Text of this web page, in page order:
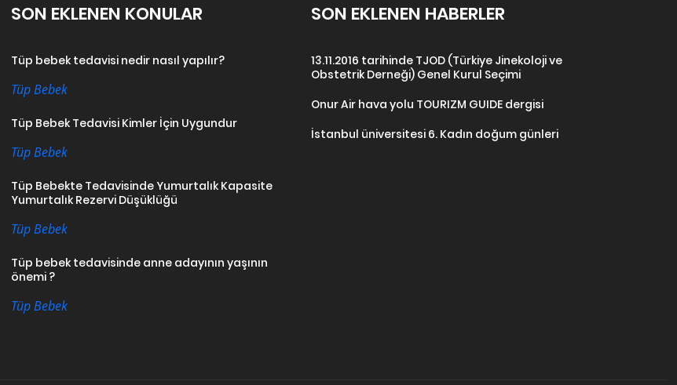
SON EKLENEN KONULAR
Tüp bebek tedavisi nedir nasıl yapılır?
Tüp Bebek
Tüp Bebek Tedavisi Kimler İçin Uygundur
Tüp Bebek
Tüp Bebekte Tedavisinde Yumurtalık Kapasite
Yumurtalık Rezervi Düşüklüğü
Tüp Bebek
Tüp bebek tedavisinde anne adayının yaşının
önemi ?
Tüp Bebek
SON EKLENEN HABERLER
13.11.2016 tarihinde TJOD (Türkiye Jinekoloji ve
Obstetrik Derneği) Genel Kurul Seçimi
Onur Air hava yolu TOURIZM GUIDE dergisi
İstanbul üniversitesi 6. Kadın doğum günleri